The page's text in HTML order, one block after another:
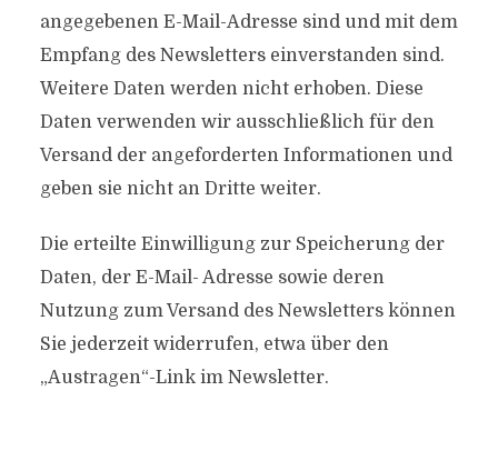
angegebenen E-Mail-Adresse sind und mit dem
Empfang des Newsletters einverstanden sind.
Weitere Daten werden nicht erhoben. Diese
Daten verwenden wir ausschließlich für den
Versand der angeforderten Informationen und
geben sie nicht an Dritte weiter.
Die erteilte Einwilligung zur Speicherung der
Daten, der E-Mail- Adresse sowie deren
Nutzung zum Versand des Newsletters können
Sie jederzeit widerrufen, etwa über den
„Austragen“-Link im Newsletter.